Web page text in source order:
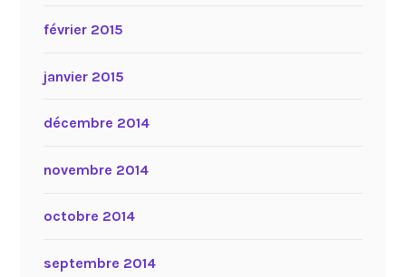
février 2015
janvier 2015
décembre 2014
novembre 2014
octobre 2014
septembre 2014